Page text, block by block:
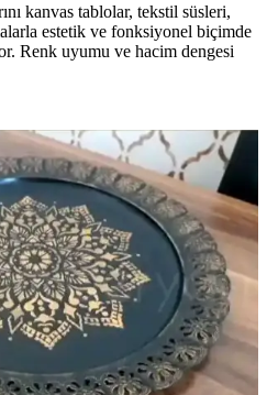
kanvas tablolar, tekstil süsleri,
estetik ve fonksiyonel biçimde
Renk uyumu ve hacim dengesi